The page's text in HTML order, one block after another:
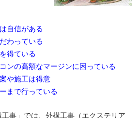
自信がある
わっている
得ている
ンの高額なマージンに困っている
や施工は得意
まで行っている
事」では、外構工事（エクステリア